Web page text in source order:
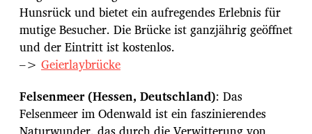
Hunsrück und bietet ein aufregendes Erlebnis für
mutige Besucher. Die Brücke ist ganzjährig geöffnet
und der Eintritt ist kostenlos.
–> Geierlaybrücke
Felsenmeer (Hessen, Deutschland): Das
Felsenmeer im Odenwald ist ein faszinierendes